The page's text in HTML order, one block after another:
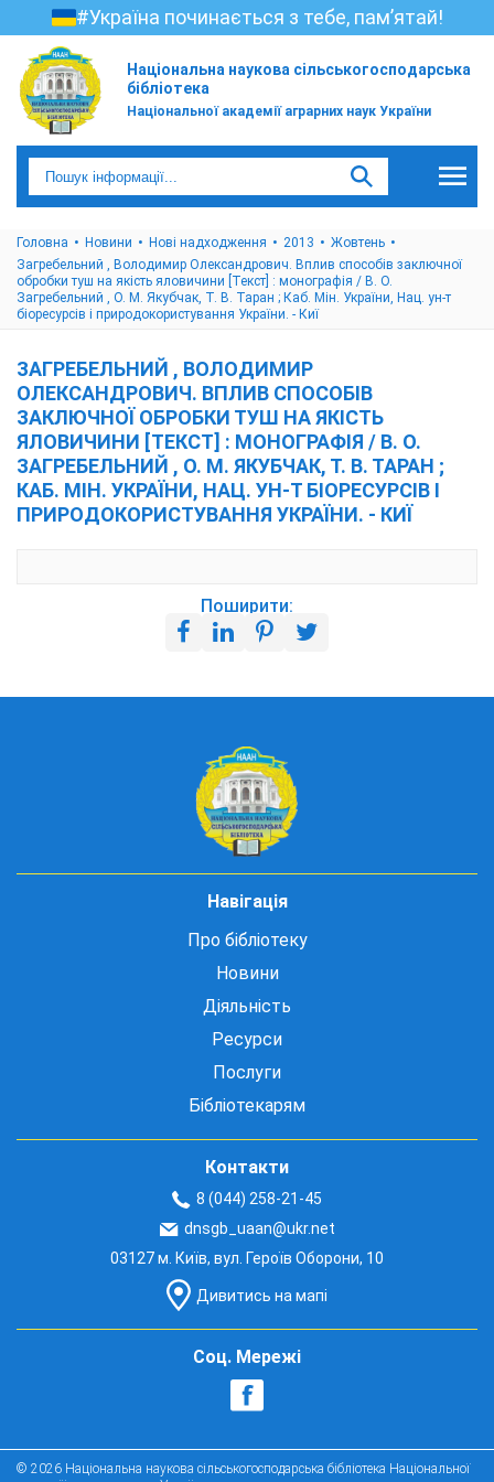
#Україна починається з тебе, пам’ятай!
Національна наукова сільськогосподарська
бібліотека
Національної академії аграрних наук України
Головна Новини Нові надходження 2013
Жовтень
Загребельний , Володимир Олександрович. Вплив способів заключної
обробки туш на якість яловичини [Текст] : монографія / В. О.
Загребельний , О. М. Якубчак, Т. В. Таран ; Каб. Мін. України, Нац. ун-т
біоресурсів і природокористування України. - Киї
ЗАГРЕБЕЛЬНИЙ , ВОЛОДИМИР
ОЛЕКСАНДРОВИЧ. ВПЛИВ СПОСОБІВ
ЗАКЛЮЧНОЇ ОБРОБКИ ТУШ НА ЯКІСТЬ
ЯЛОВИЧИНИ [ТЕКСТ] : МОНОГРАФІЯ / В. О.
ЗАГРЕБЕЛЬНИЙ , О. М. ЯКУБЧАК, Т. В. ТАРАН ;
КАБ. МІН. УКРАЇНИ, НАЦ. УН-Т БІОРЕСУРСІВ І
ПРИРОДОКОРИСТУВАННЯ УКРАЇНИ. - КИЇ
Поширити:
Навігація
Про бібліотеку
Новини
Діяльність
Ресурси
Послуги
Бібліотекарям
Контакти
8 (044) 258-21-45
dnsgb_uaan@ukr.net
03127 м. Київ, вул. Героїв Оборони, 10
Дивитись на мапі
Соц. Мережі
© 2026 Національна наукова сільськогосподарська бібліотека Національної